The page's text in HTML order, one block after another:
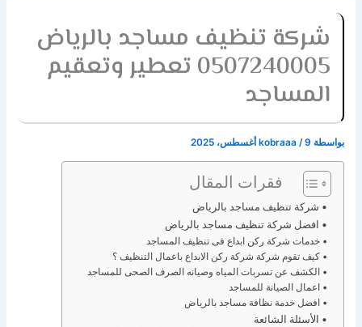
شركة تنظيف مساجد بالرياض
0507240005 تعطير وتعقيم
المساجد
بواسطة kobraaa /9 أغسطس، 2025
فقرات المقال
شركة تنظيف مساجد بالرياض
افضل شركة تنظيف مساجد بالرياض
خدمات شركة ركن ابداع فى تنظيف المساجد
كيف تقوم شركة شركة ركن الابداع باعمال التنظيف ؟
الكشف عن تسربات المياه وصيانه الصرف الصحى للمساجد
اعمال الصيانة للمساجد
افضل خدمة نظافة مساجد بالرياض
الأسئلة الشائعة